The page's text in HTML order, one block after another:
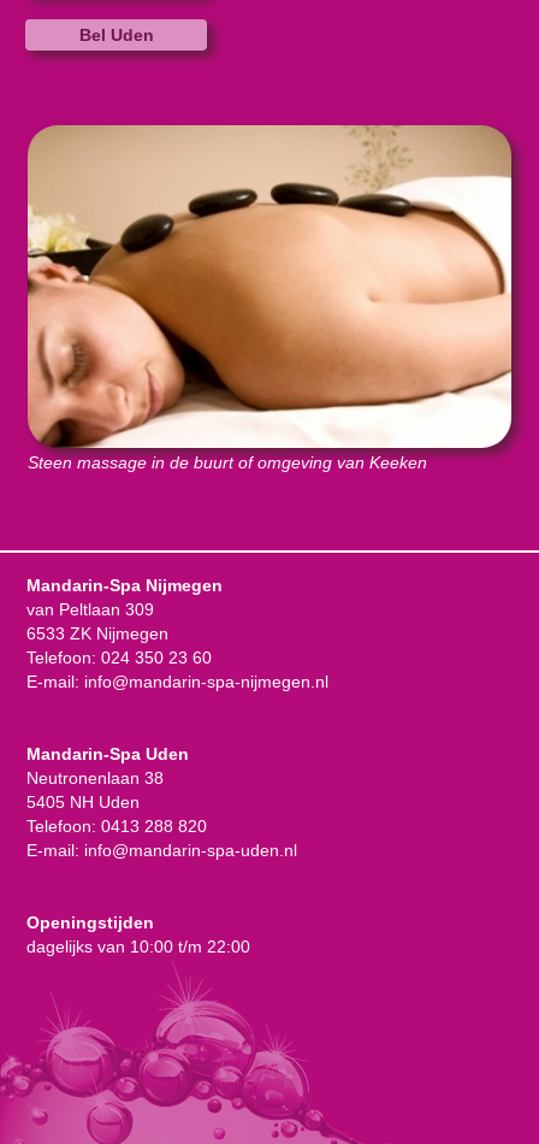
Bel Uden
Steen massage in de buurt of omgeving van Keeken
Mandarin-Spa Nijmegen
van Peltlaan 309
6533 ZK Nijmegen
Telefoon: 024 350 23 60
E-mail: info@mandarin-spa-nijmegen.nl
Mandarin-Spa Uden
Neutronenlaan 38
5405 NH Uden
Telefoon: 0413 288 820
E-mail: info@mandarin-spa-uden.nl
Openingstijden
dagelijks van 10:00 t/m 22:00